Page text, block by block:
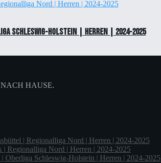
Schleswig-Holstein | Herren | 2024-2025
HAUSE.
| Regionalliga Nord | Herren | 2024-2025
Regionalliga Nord | Herren | 2024-2025
Schleswig-Holstein | Herren | 2024-2025